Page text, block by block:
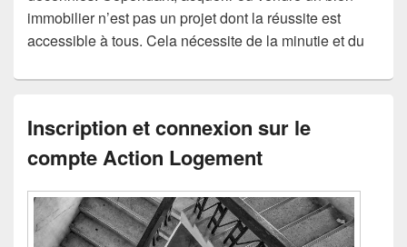
immobilier n’est pas un projet dont la réussite est
accessible à tous. Cela nécessite de la minutie et du
Inscription et connexion sur le
compte Action Logement